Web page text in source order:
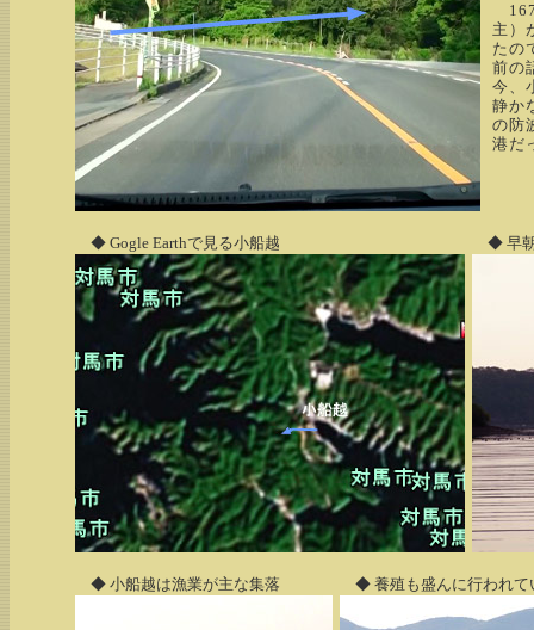
主）
たの
前の
今、
静か
の防
港だ
◆ Gogle Earthで見る小船越 ◆ 早朝
◆ 小船越は漁業が主な集落 ◆ 養殖も盛んに行われて